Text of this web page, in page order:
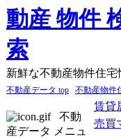
新鮮な不動産物件住
不動産データ top 不動産物件
不動
産データ メニュ
賃貸
売買